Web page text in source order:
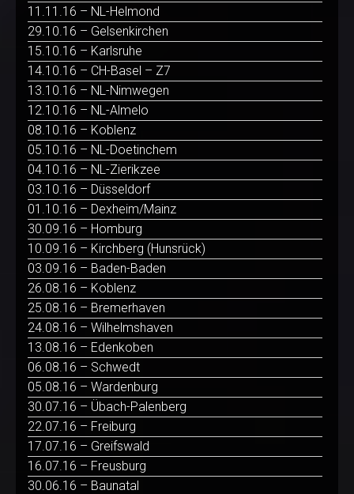
11.11.16 – NL-Helmond
29.10.16 – Gelsenkirchen
15.10.16 – Karlsruhe
14.10.16 – CH-Basel – Z7
13.10.16 – NL-Nimwegen
12.10.16 – NL-Almelo
08.10.16 – Koblenz
05.10.16 – NL-Doetinchem
04.10.16 – NL-Zierikzee
03.10.16 – Düsseldorf
01.10.16 – Dexheim/Mainz
30.09.16 – Homburg
10.09.16 – Kirchberg (Hunsrück)
03.09.16 – Baden-Baden
26.08.16 – Koblenz
25.08.16 – Bremerhaven
24.08.16 – Wilhelmshaven
13.08.16 – Edenkoben
06.08.16 – Schwedt
05.08.16 – Wardenburg
30.07.16 – Übach-Palenberg
22.07.16 – Freiburg
17.07.16 – Greifswald
16.07.16 – Freusburg
30.06.16 – Baunatal